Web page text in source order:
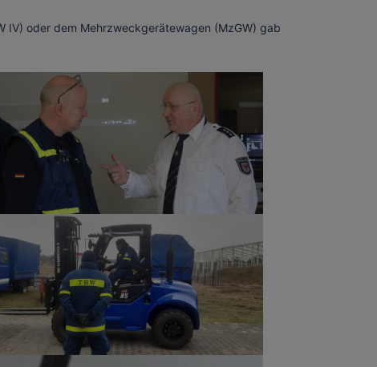
IV) oder dem Mehrzweckgerätewagen (MzGW) gab